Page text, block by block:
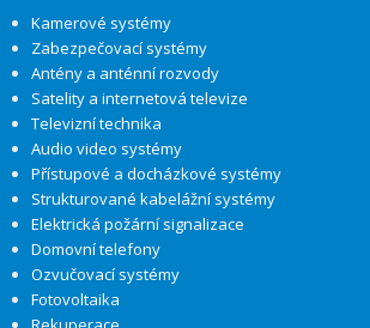
Kamerové systémy
Zabezpečovací systémy
Antény a anténní rozvody
Satelity a internetová televize
Televizní technika
Audio video systémy
Přístupové a docházkové systémy
Strukturované kabelážní systémy
Elektrická požární signalizace
Domovní telefony
Ozvučovací systémy
Fotovoltaika